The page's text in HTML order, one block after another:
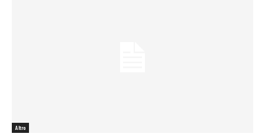
Altro